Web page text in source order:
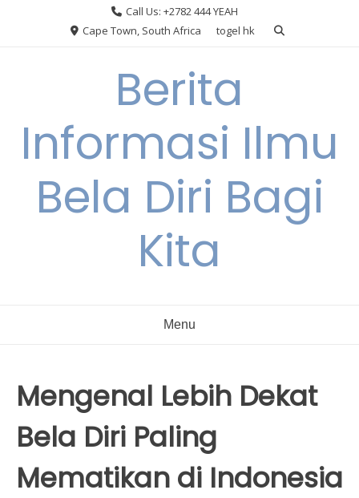
Call Us: +2782 444 YEAH
Cape Town, South Africa
togel hk
Berita
Informasi Ilmu
Bela Diri Bagi
Kita
Menu
Mengenal Lebih Dekat
Bela Diri Paling
Mematikan di Indonesia